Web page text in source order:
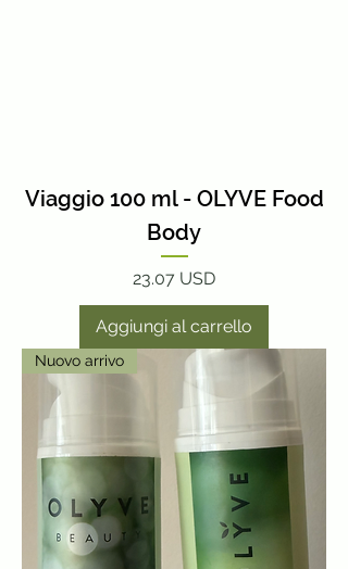
Viaggio 100 ml - OLYVE Food
Body
Prezzo
23.07 USD
Aggiungi al carrello
Nuovo arrivo